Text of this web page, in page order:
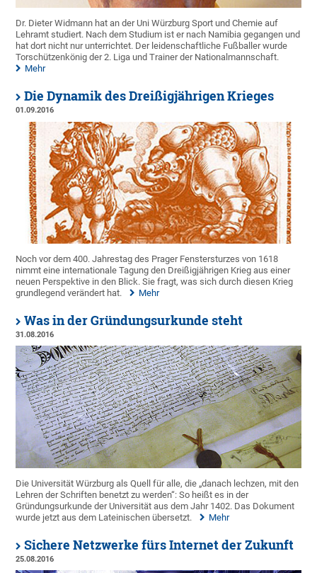
Dr. Dieter Widmann hat an der Uni Würzburg Sport und Chemie auf
Lehramt studiert. Nach dem Studium ist er nach Namibia gegangen und
hat dort nicht nur unterrichtet. Der leidenschaftliche Fußballer wurde
Torschützenkönig der 2. Liga und Trainer der Nationalmannschaft.
Mehr
Die Dynamik des Dreißigjährigen Krieges
01.09.2016
Noch vor dem 400. Jahrestag des Prager Fenstersturzes von 1618
nimmt eine internationale Tagung den Dreißigjährigen Krieg aus einer
neuen Perspektive in den Blick. Sie fragt, was sich durch diesen Krieg
grundlegend verändert hat.
Mehr
Was in der Gründungsurkunde steht
31.08.2016
Die Universität Würzburg als Quell für alle, die „danach lechzen, mit den
Lehren der Schriften benetzt zu werden“: So heißt es in der
Gründungsurkunde der Universität aus dem Jahr 1402. Das Dokument
wurde jetzt aus dem Lateinischen übersetzt.
Mehr
Sichere Netzwerke fürs Internet der Zukunft
25.08.2016